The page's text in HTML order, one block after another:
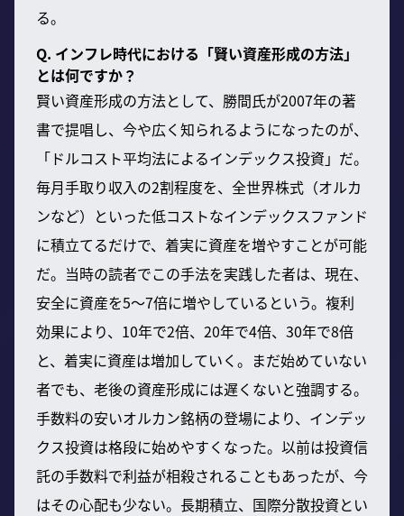
る。
Q. インフレ時代における「賢い資産形成の方法」
とは何ですか？
賢い資産形成の方法として、勝間氏が2007年の著
書で提唱し、今や広く知られるようになったのが、
「ドルコスト平均法によるインデックス投資」だ。
毎月手取り収入の2割程度を、全世界株式（オルカ
ンなど）といった低コストなインデックスファンド
に積立てるだけで、着実に資産を増やすことが可能
だ。当時の読者でこの手法を実践した者は、現在、
安全に資産を5〜7倍に増やしているという。複利
効果により、10年で2倍、20年で4倍、30年で8倍
と、着実に資産は増加していく。まだ始めていない
者でも、老後の資産形成には遅くないと強調する。
手数料の安いオルカン銘柄の登場により、インデッ
クス投資は格段に始めやすくなった。以前は投資信
託の手数料で利益が相殺されることもあったが、今
はその心配も少ない。長期積立、国際分散投資とい